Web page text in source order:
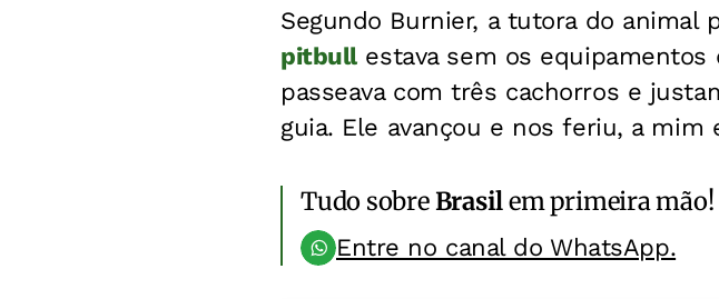
Segundo Burnier, a tutora do animal
pitbullestava sem os equipamentos
passeava com três cachorros e
guia. Ele avançou e nos feriu, a mim
Tudo sobreBrasilem primeira mão!
Entre no canal do WhatsApp.